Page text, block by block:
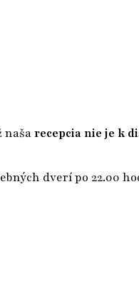
našarecepcia nie je k
dverí po 22.00